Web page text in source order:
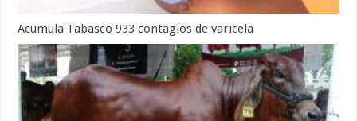
Acumula Tabasco 933 contagios de varicela